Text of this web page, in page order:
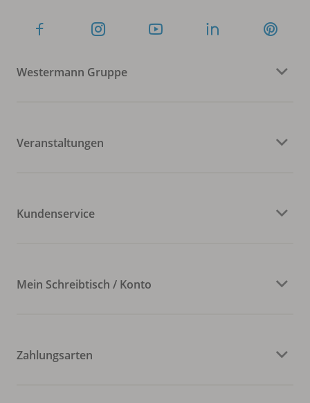
Westermann Gruppe
Veranstaltungen
Kundenservice
Mein Schreibtisch / Konto
Zahlungsarten